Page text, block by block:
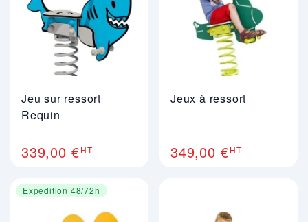
Jeu sur ressort
Requin
339,00 €HT
Jeux à ressort
349,00 €HT
Expédition 48/72h